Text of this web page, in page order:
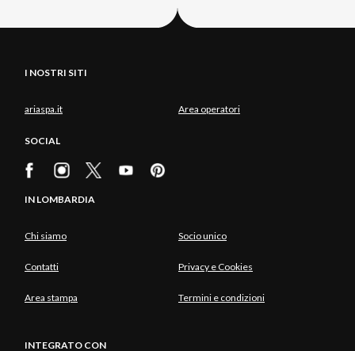
I NOSTRI SITI
ariaspa.it Area operatori
SOCIAL
IN LOMBARDIA
Chi siamo Socio unico
Contatti Privacy e Cookies
Area stampa Termini e condizioni
INTEGRATO CON